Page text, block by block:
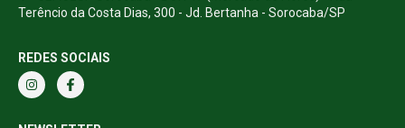
Terêncio da Costa Dias, 300 - Jd. Bertanha - Sorocaba/SP
REDES SOCIAIS